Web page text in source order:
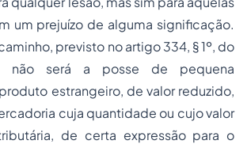
um prejuízo de alguma significação.
previsto no artigo 334, § 1º, do
não será a posse de pequena
estrangeiro, de valor reduzido,
cuja quantidade ou cujo valor
de certa expressão para o